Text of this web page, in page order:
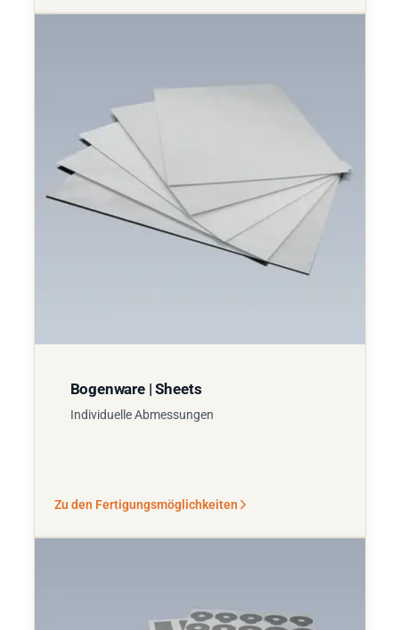
Bogenware | Sheets
Individuelle Abmessungen
Zu den Fertigungsmöglichkeiten